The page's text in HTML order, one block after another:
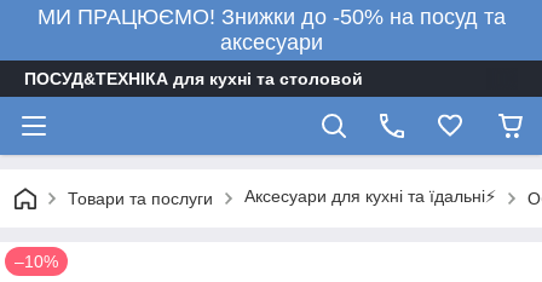
МИ ПРАЦЮЄМО! Знижки до -50% на посуд та
аксесуари
ПОСУД&ТЕХНІКА для кухні та столовой
Товари та послуги Аксесуари для кухні та їдальні⚡
–10%